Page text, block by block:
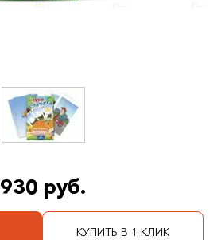
930 руб.
КУПИТЬ В 1 КЛИК